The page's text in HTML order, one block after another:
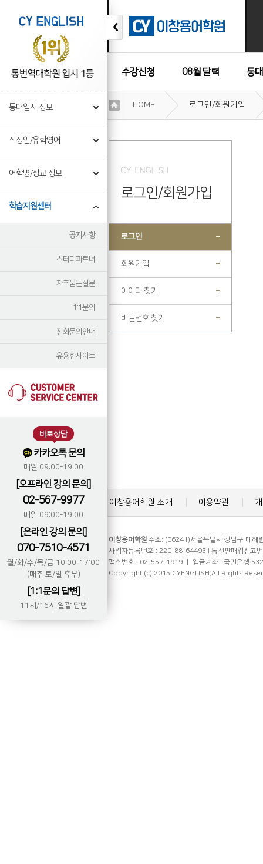
수강신청 08월 달력 통
수강후기
통대입시 정보
직장인/유학영어
어학병/장교 정보
학습지원센터
공지사항
스터디파트너
자주묻는질문
1:1문의
전화문의안내
유용한사이트
바로상담
카카오톡 문의
매일 09:00-19:00
[오프라인 강의 문의]
02-567-9977
매일 09:00-19:00
[온라인 강의 문의]
070-7510-4571
월/화/수/목/금 10:00-17:00
(매주 토/일 휴무)
[1:1문의 답변]
11시/16시 일괄 답변
기
정
HOME 로그인/회원가입
로그인/회원가입
로그인
회원가입
아이디 찾기
비밀번호 찾기
이창용어학원 소개 이용약관
이창용어학원 주소: (06241)서울특별시 강남구 테헤
사업자등록번호 : 220-88-64493 l 통신판매업신고
팩스번호 : 02-557-1919 ㅣ 입금계좌 : 국민은행
Copyright (c) 2015 CYENGLISH.All Rights